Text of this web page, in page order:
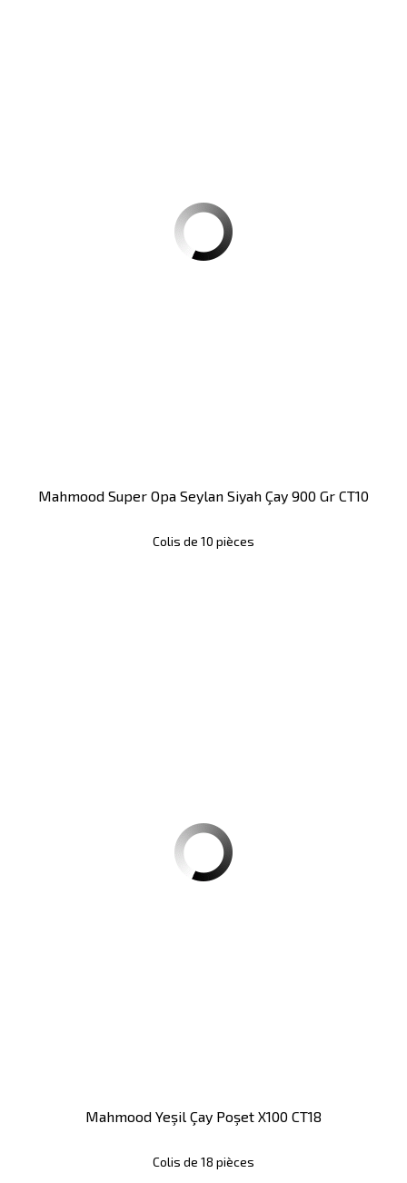
Mahmood Super Opa Seylan Siyah Çay 900 Gr CT10
Colis de 10 pièces
Mahmood Yeşil Çay Poşet X100 CT18
Colis de 18 pièces